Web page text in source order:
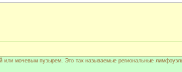
мочевым пузырем. Это так называемые региональные